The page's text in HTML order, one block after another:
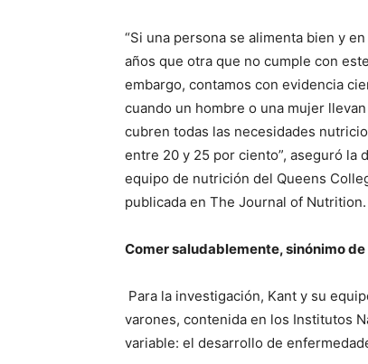
“Si una persona se alimenta bien y
años que otra que no cumple con
embargo, contamos con evidencia
cuando un hombre o una mujer
cubren todas las necesidades
entre 20 y 25 por ciento”, aseguró la
equipo de nutrición del Queens
publicada en The Journal of Nutrition.
Comer saludablemente, sinónimo
Para la investigación, Kant y su
varones, contenida en los Institutos
variable: el desarrollo de